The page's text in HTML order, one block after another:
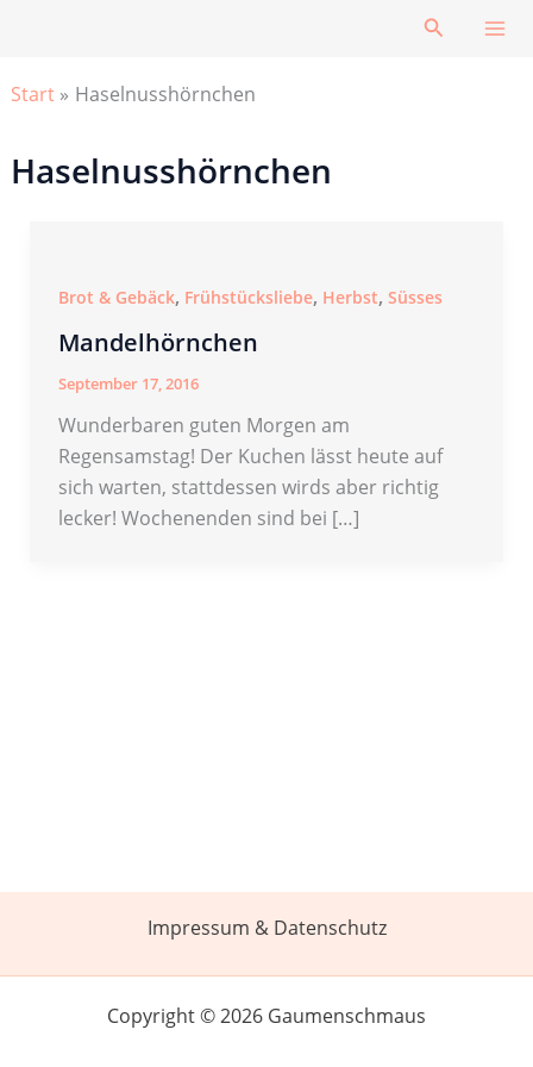
Suchen
Start Haselnusshörnchen
Haselnusshörnchen
Brot & Gebäck, Frühstücksliebe, Herbst, Süsses
Mandelhörnchen
September 17, 2016
Wunderbaren guten Morgen am
Regensamstag! Der Kuchen lässt heute auf
sich warten, stattdessen wirds aber richtig
lecker! Wochenenden sind bei […]
Impressum & Datenschutz
Copyright © 2026 Gaumenschmaus